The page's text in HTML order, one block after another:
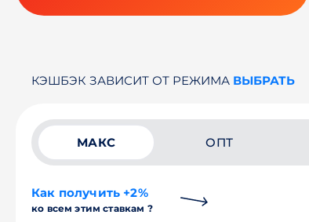
КЭШБЭК ЗАВИСИТ ОТ РЕЖИМА ВЫБРАТЬ
МАКС ОПТ
Как получить +2%
ко всем этим ставкам ?